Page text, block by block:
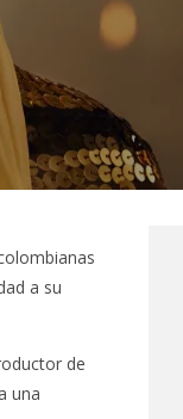
a su
de
una